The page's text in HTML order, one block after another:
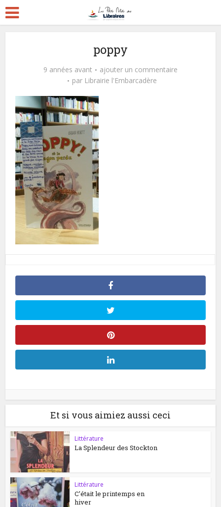
poppy
9 années avant
ajouter un commentaire
par Librairie l'Embarcadère
Et si vous aimiez aussi ceci
Littérature
La Splendeur des Stockton
Littérature
C’était le printemps en
hiver